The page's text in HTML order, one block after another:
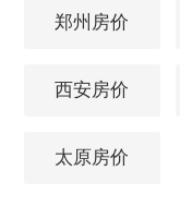
郑州房价
西安房价
太原房价